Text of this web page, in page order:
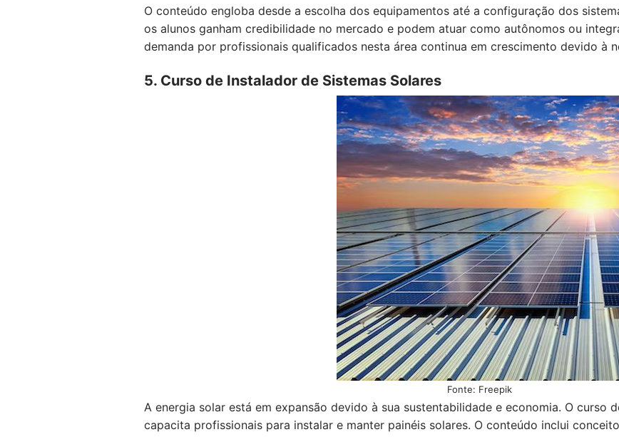
O conteúdo engloba desde a escolha dos equipamentos até a configuração dos
os alunos ganham credibilidade no mercado e podem atuar como autônomos ou
demanda por profissionais qualificados nesta área continua em crescimento devido à
5. Curso de Instalador de Sistemas Solares
Fonte: Freepik
A energia solar está em expansão devido à sua sustentabilidade e economia. O curso
capacita profissionais para instalar e manter painéis solares. O conteúdo inclui